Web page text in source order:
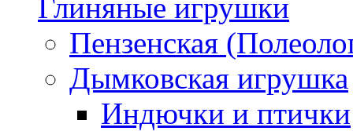
Глиняные игрушки
Пензенская
Дымковская игрушка
Индючки и птички